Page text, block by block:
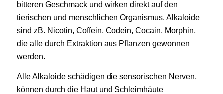
bitteren Geschmack und wirken direkt auf den
tierischen und menschlichen Organismus. Alkaloide
sind zB. Nicotin, Coffein, Codein, Cocain, Morphin,
die alle durch Extraktion aus Pflanzen gewonnen
werden.
Alle Alkaloide schädigen die sensorischen Nerven,
können durch die Haut und Schleimhäute